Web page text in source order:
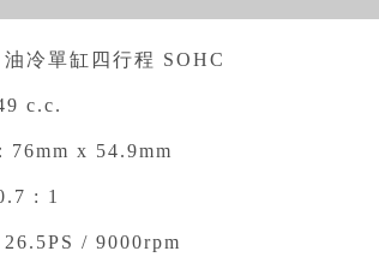
冷單缸四行程 SOHC⁣
c.c.⁣
76mm x 54.9mm⁣
: 1⁣
/ 9000rpm⁣